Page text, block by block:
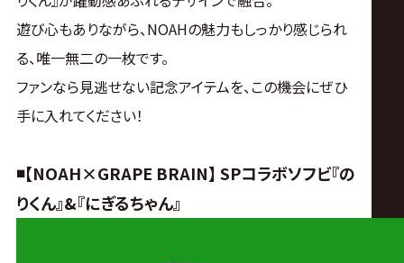
遊び心もありながら、NOAHの魅力もしっかり感じられ
る、唯一無二の一枚です。
ファンなら見逃せない記念アイテムを、この機会にぜひ
手に入れてください！
◾️【NOAH×GRAPE BRAIN】 SPコラボソフビ『の
りくん』&『にぎるちゃん』